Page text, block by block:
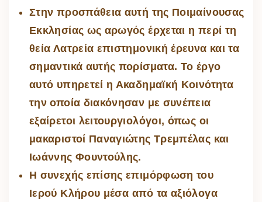
Στην προσπάθεια αυτή της Ποιμαίνουσας
Εκκλησίας ως αρωγός έρχεται η περί τη
θεία Λατρεία επιστημονική έρευνα και τα
σημαντικά αυτής πορίσματα. Το έργο
αυτό υπηρετεί η Ακαδημαϊκή Κοινότητα
την οποία διακόνησαν με συνέπεια
εξαίρετοι λειτουργιολόγοι, όπως οι
μακαριστοί Παναγιώτης Τρεμπέλας και
Ιωάννης Φουντούλης.
Η συνεχής επίσης επιμόρφωση του
Ιερού Κλήρου μέσα από τα αξιόλογα